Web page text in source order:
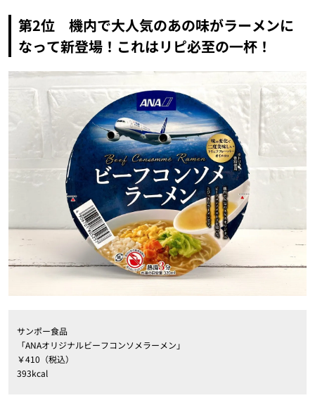
第2位 機内で大人気のあの味がラーメンに
なって新登場！これはリピ必至の一杯！
サンポー食品
「ANAオリジナルビーフコンソメラーメン」
￥410（税込）
393kcal